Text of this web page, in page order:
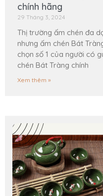
chính hãng
29 Tháng 3, 2024
Thị trường ấm chén đa
nhưng ấm chén Bát
chọn số 1 của người có
chén Bát Tràng chính
Xem thêm »